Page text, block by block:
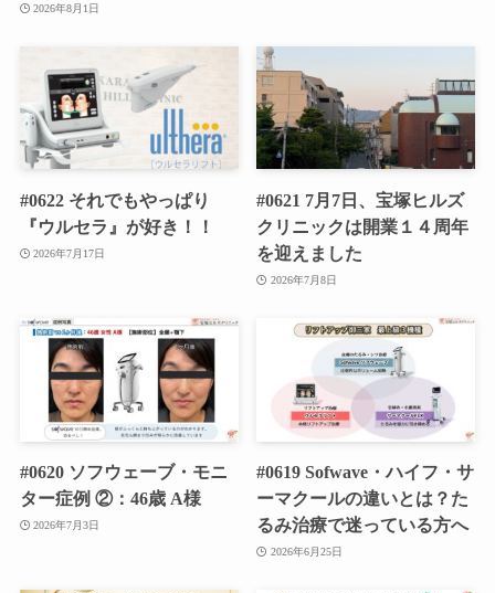
2026年8月1日
#0622 それでもやっぱり
『ウルセラ』が好き！！
2026年7月17日
#0621 7月7日、宝塚ヒルズ
クリニックは開業１４周年
を迎えました
2026年7月8日
#0620 ソフウェーブ・モニ
ター症例 ②：46歳 A様
2026年7月3日
#0619 Sofwave・ハイフ・サ
ーマクールの違いとは？た
るみ治療で迷っている方へ
2026年6月25日